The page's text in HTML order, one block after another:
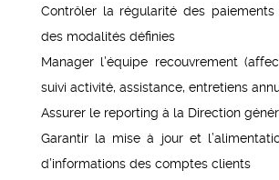
Contrôler la régularité des
des modalités définies
Manager l’équipe recouvrement
suivi activité, assistance, entretiens
Assurer le reporting à la Direction
Garantir la mise à jour et
d’informations des comptes clients